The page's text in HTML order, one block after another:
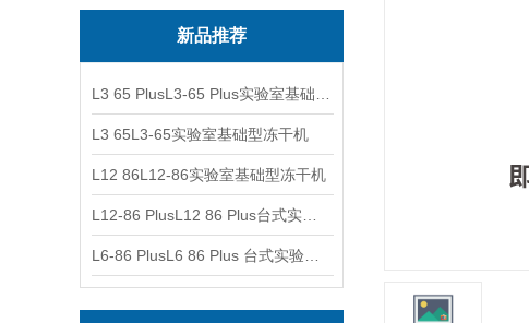
新品推荐
L3 65L3-65实验室基础型冻干机
L12 86L12-86实验室基础型冻干机